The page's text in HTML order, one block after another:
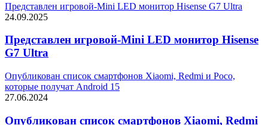
Представлен игровой-Mini LED монитор Hisense G7 Ultra
24.09.2025
Представлен игровой-Mini LED монитор Hisense
G7 Ultra
Опубликован список смартфонов Xiaomi, Redmi и Poco,
которые получат Android 15
27.06.2024
Опубликован список смартфонов Xiaomi, Redmi